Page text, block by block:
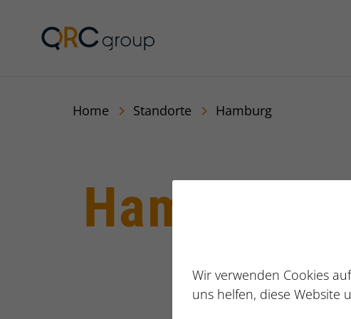
Home Standorte Hamburg
Hamburg
Wir verwenden Cookies
uns helfen, diese Website